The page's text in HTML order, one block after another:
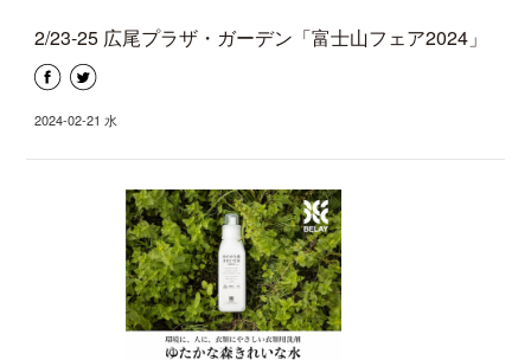
2/23-25 広尾プラザ・ガーデン「富士山フェア2024」
2024-02-21 水